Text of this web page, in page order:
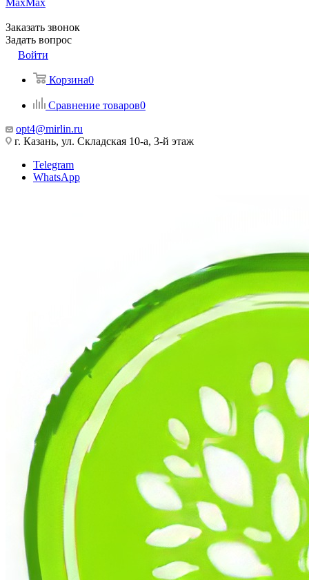
MaxMax
Заказать звонок
Задать вопрос
Войти
Корзина0
Сравнение товаров0
opt4@mirlin.ru
г. Казань, ул. Складская 10-а, 3-й этаж
Telegram
WhatsApp